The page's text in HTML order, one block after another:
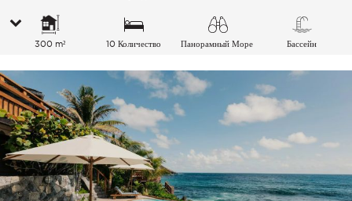
300 m²
10 Количество
Панорамный Море Бассейн